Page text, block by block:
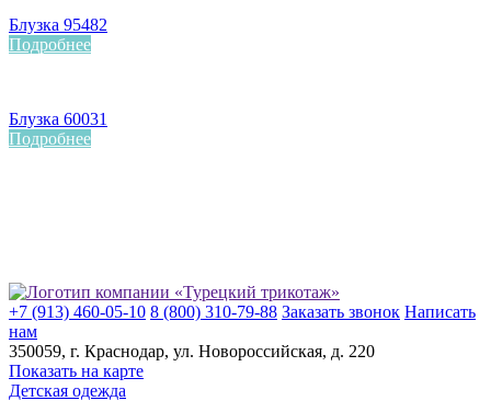
Блузка 95482
Подробнее
Блузка 60031
Подробнее
+7 (913) 460-05-10 8 (800) 310-79-88 Заказать звонок Написать
нам
350059, г. Краснодар, ул. ​Новороссийская, д. 220
Показать на карте
Детская одежда